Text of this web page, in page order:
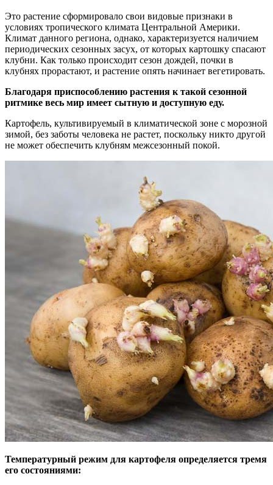
Это растение сформировало свои видовые признаки в
условиях тропического климата Центральной Америки.
Климат данного региона, однако, характеризуется наличием
периодических сезонных засух, от которых картошку спасают
клубни. Как только происходит сезон дождей, почки в
клубнях прорастают, и растение опять начинает вегетировать.
Благодаря приспособлению растения к такой сезонной
ритмике весь мир имеет сытную и доступную еду.
Картофель, культивируемый в климатической зоне с морозной
зимой, без заботы человека не растет, поскольку никто другой
не может обеспечить клубням межсезонный покой.
Температурный режим для картофеля определяется тремя
его состояниями: